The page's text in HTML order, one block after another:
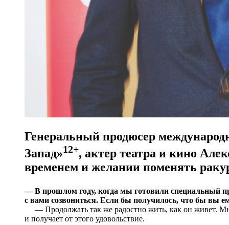
Генеральный продюсер
Запад»12+, актер театра и кино
временем и желании поменять
— В прошлом году, когда мы готовили специальный
с вами созвониться. Если бы получилось, что бы вы
— Продолжать так же радостно жить, как он живет.
и получает от этого удовольствие.